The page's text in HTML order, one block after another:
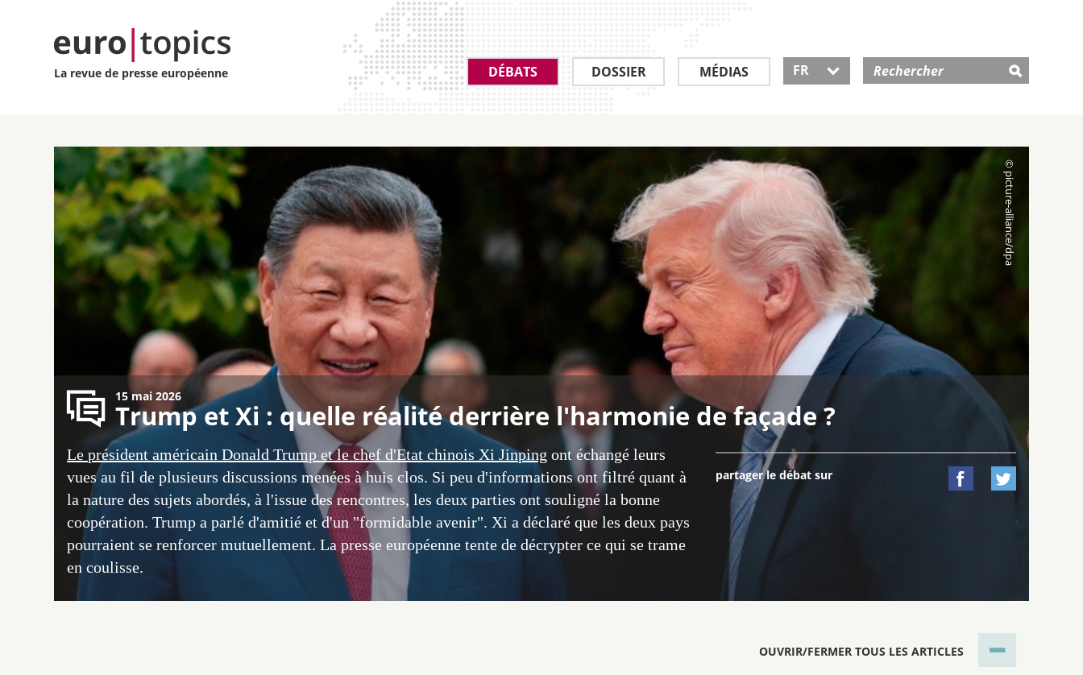
La revue de presse européenne DÉBATS DOSSIER MÉDIAS FR 
15 mai 2026
Trump et Xi : quelle réalité derrière l'harmonie de façade ?
Le président américain Donald Trump et le chef d'Etat chinois Xi Jinping ont échangé leurs
vues au fil de plusieurs discussions menées à huis clos. Si peu d'informations ont filtré quant à
la nature des sujets abordés, à l'issue des rencontres, les deux parties ont souligné la bonne
coopération. Trump a parlé d'amitié et d'un "formidable avenir". Xi a déclaré que les deux pays
pourraient se renforcer mutuellement. La presse européenne tente de décrypter ce qui se trame
en coulisse.
partager le débat sur  
OUVRIR/FERMER TOUS LES ARTICLES